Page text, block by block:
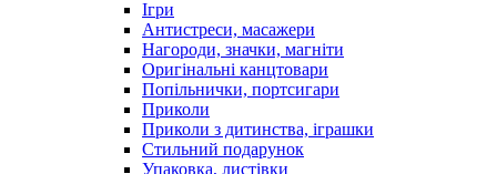
Ігри
Антистреси, масажери
Нагороди, значки, магніти
Оригінальні канцтовари
Попільнички, портсигари
Приколи
Приколи з дитинства, іграшки
Стильний подарунок
Упаковка, листівки